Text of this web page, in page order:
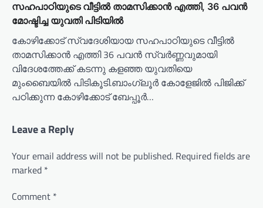
സഹപാഠിയുടെ വീട്ടിൽ താമസിക്കാൻ എത്തി, 36 പവൻ
മോഷ്ടിച്ച യുവതി പിടിയിൽ
കോഴിക്കോട് സ്വദേശിയായ സഹപാഠിയുടെ വീട്ടിൽ
താമസിക്കാൻ എത്തി 36 പവൻ സ്വർണ്ണവുമായി
വിദേശത്തേക്ക് കടന്നു കളഞ്ഞ യുവതിയെ
മുംബൈയിൽ പിടികൂടി.ബാംഗ്ലൂർ കോളേജിൽ പിജിക്ക്
പഠിക്കുന്ന കോഴിക്കോട് ബേപ്പൂർ…
Leave a Reply
Your email address will not be published. Required fields are
marked *
Comment *